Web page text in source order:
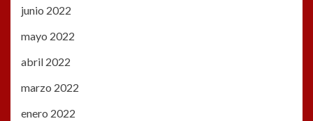
junio 2022
mayo 2022
abril 2022
marzo 2022
enero 2022